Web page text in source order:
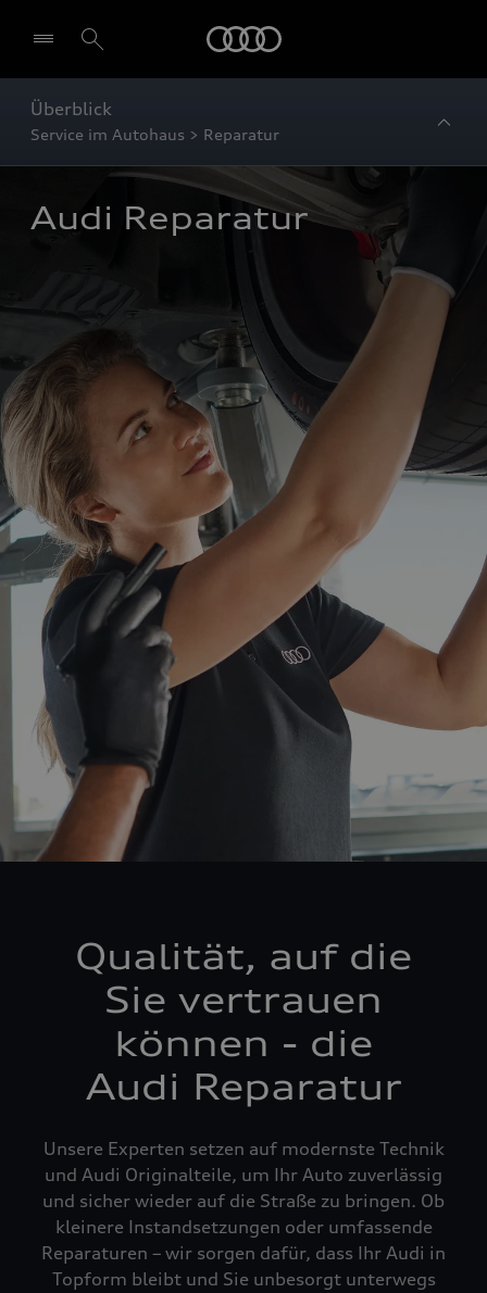
Überblick
Service im Autohaus > Reparatur
Audi Reparatur
Qualität, auf die
Sie vertrauen
können - die
Audi Reparatur
Unsere Experten setzen auf modernste Technik
und Audi Originalteile, um Ihr Auto zuverlässig
und sicher wieder auf die Straße zu bringen. Ob
kleinere Instandsetzungen oder umfassende
Reparaturen – wir sorgen dafür, dass Ihr Audi in
Topform bleibt und Sie unbesorgt unterwegs